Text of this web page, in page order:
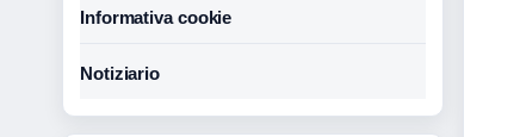
Informativa cookie
Notiziario